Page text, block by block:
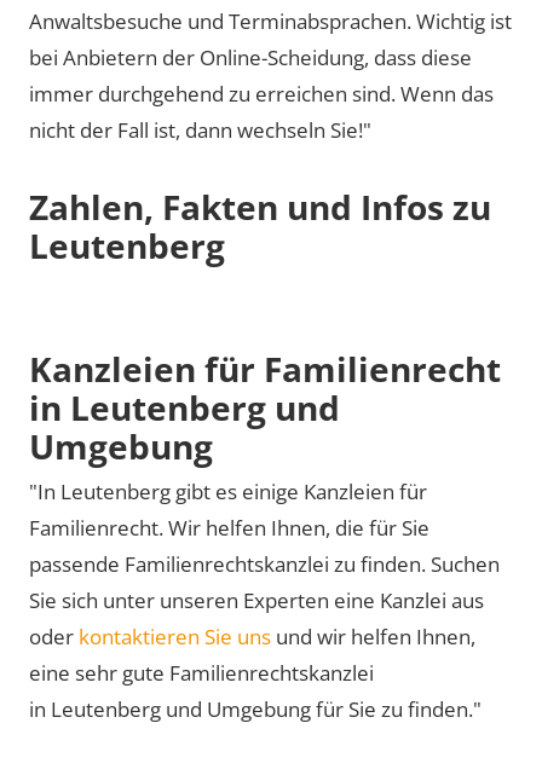
Anwaltsbesuche und Terminabsprachen. Wichtig ist
bei Anbietern der Online-Scheidung, dass diese
immer durchgehend zu erreichen sind. Wenn das
nicht der Fall ist, dann wechseln Sie!"
Zahlen, Fakten und Infos zu
Leutenberg
Kanzleien für Familienrecht
in Leutenberg und
Umgebung
"In Leutenberg gibt es einige Kanzleien für
Familienrecht. Wir helfen Ihnen, die für Sie
passende Familienrechtskanzlei zu finden. Suchen
Sie sich unter unseren Experten eine Kanzlei aus
oder kontaktieren Sie uns und wir helfen Ihnen,
eine sehr gute Familienrechtskanzlei
in Leutenberg und Umgebung für Sie zu finden."